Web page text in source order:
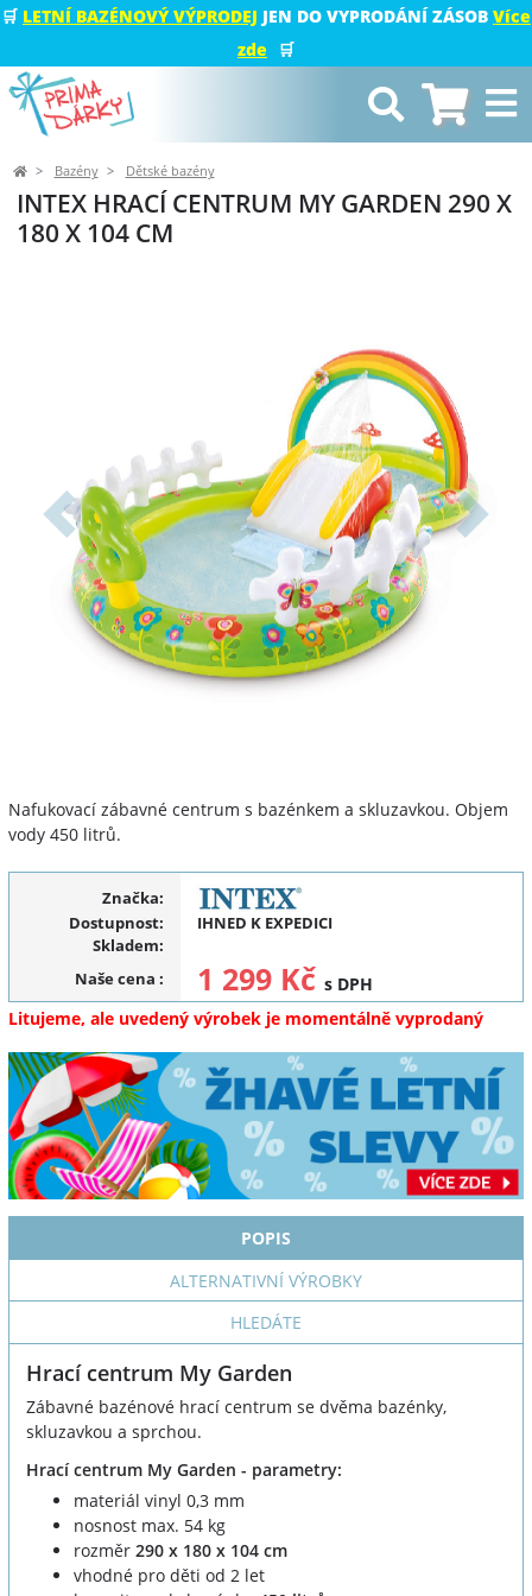
🛒 LETNÍ BAZÉNOVÝ VÝPRODEJ JEN DO VYPRODÁNÍ ZÁSOB Více
zde
🛒
Bazény Dětské bazény
INTEX HRACÍ CENTRUM MY GARDEN 290 X
180 X 104 CM
Předchozí Další
Nafukovací zábavné centrum s bazénkem a skluzavkou. Objem
vody 450 litrů.
Značka:
Dostupnost:
IHNED K EXPEDICI
Skladem:
Naše cena : 1 299 Kč s DPH
Litujeme, ale uvedený výrobek je momentálně vyprodaný
POPIS
ALTERNATIVNÍ VÝROBKY
HLEDÁTE
Hrací centrum My Garden
Zábavné bazénové hrací centrum se dvěma bazénky,
skluzavkou a sprchou.
Hrací centrum My Garden - parametry:
materiál vinyl 0,3 mm
nosnost max. 54 kg
rozměr 290 x 180 x 104 cm
vhodné pro děti od 2 let